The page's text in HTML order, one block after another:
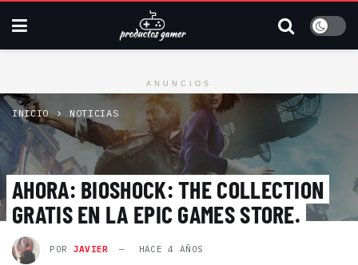
ANUNCIOS
INICIO NOTICIAS
AHORA: BIOSHOCK: THE COLLECTION
GRATIS EN LA EPIC GAMES STORE.
POR JAVIER
HACE 4 AÑOS